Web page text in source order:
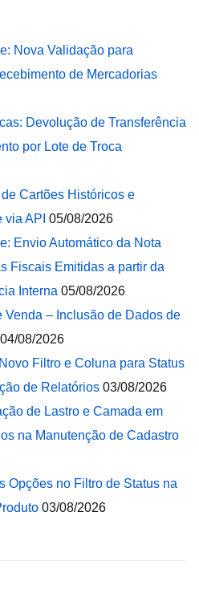
Nova Validação para
de Mercadorias
Devolução de Transferência
por Lote de Troca
Cartões Históricos e
API 05/08/2026
Envio Automático da Nota
Fiscais Emitidas a partir da
Interna 05/08/2026
Venda – Inclusão de Dados de
04/08/2026
Filtro e Coluna para Status
de Relatórios 03/08/2026
de Lastro e Camada em
na Manutenção de Cadastro
Opções no Filtro de Status na
03/08/2026